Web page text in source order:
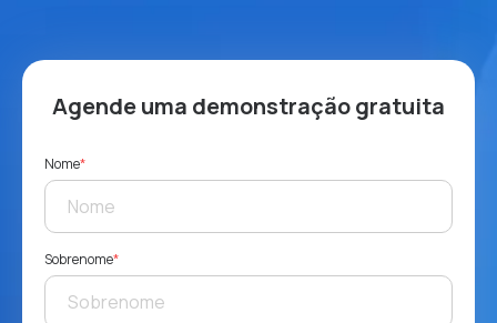
Agende uma demonstração gratuita
Nome*
Sobrenome*